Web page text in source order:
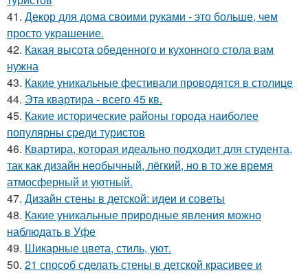
41. Декор для дома своими руками - это больше, чем
просто украшение.
42. Какая высота обеденного и кухонного стола вам
нужна
43. Какие уникальные фестивали проводятся в столице
44. Эта квартира - всего 45 кв.
45. Какие исторические районы города наиболее
популярны среди туристов
46. Квартира, которая идеально подходит для студента,
так как дизайн необычный, лёгкий, но в то же время
атмосферный и уютный.
47. Дизайн стены в детской: идеи и советы
48. Какие уникальные природные явления можно
наблюдать в Уфе
49. Шикарные цвета, стиль, уют.
50. 21 способ сделать стены в детской красивее и